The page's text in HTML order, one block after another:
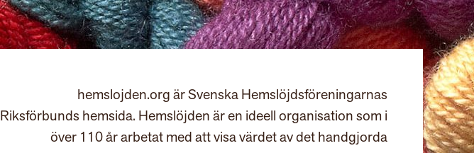
hemslojden.org är Svenska Hemslöjdsföreningarnas
Riksförbunds hemsida. Hemslöjden är en ideell organisation som i
över 110 år arbetat med att visa värdet av det handgjorda